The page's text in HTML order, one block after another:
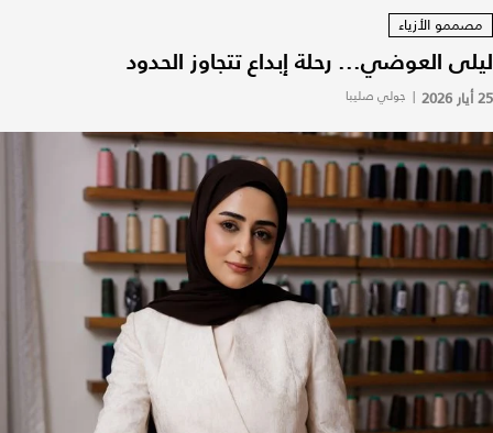
مصممو الأزياء
ليلى العوضي... رحلة إبداع تتجاوز الحدود
25 أيار 2026 | جولي صليبا